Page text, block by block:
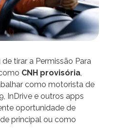
tirar a Permissão Para
CNH provisória
como motorista de
InDrive e outros apps
oportunidade de
principal ou como